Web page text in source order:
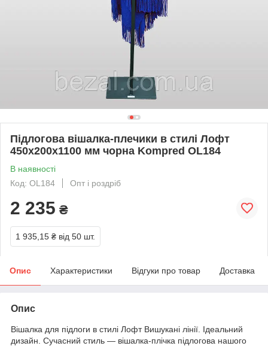
Підлогова вішалка-плечики в стилі Лофт
450х200х1100 мм чорна Kompred OL184
В наявності
Код: OL184
Опт і роздріб
2 235 ₴
1 935,15 ₴ від 50 шт.
Опис Характеристики Відгуки про товар Доставка
Опис
Вішалка для підлоги в стилі Лофт Вишукані лінії. Ідеальний
дизайн. Сучасний стиль — вішалка-плічка підлогова нашого